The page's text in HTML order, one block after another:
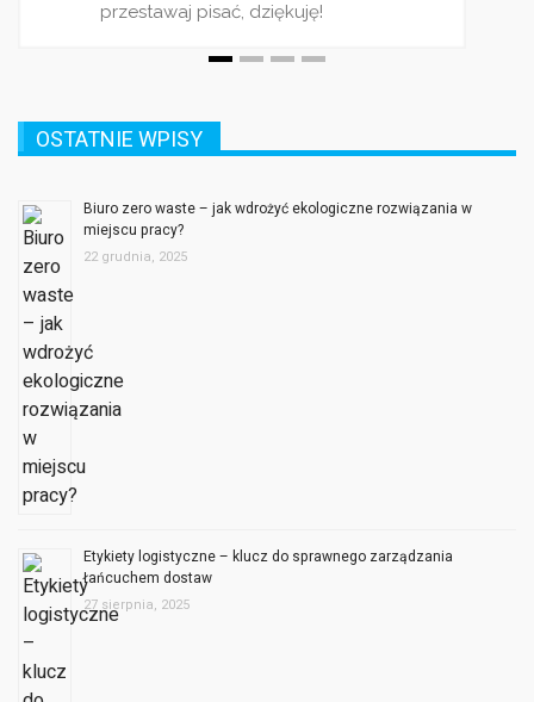
przestawaj pisać, dziękuję!
OSTATNIE WPISY
Biuro zero waste – jak wdrożyć ekologiczne rozwiązania w
miejscu pracy?
22 grudnia, 2025
Etykiety logistyczne – klucz do sprawnego zarządzania
łańcuchem dostaw
27 sierpnia, 2025